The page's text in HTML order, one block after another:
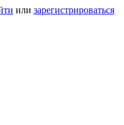
или зарегистрироваться